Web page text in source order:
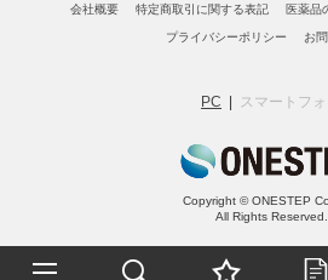
会社概要 特定商取引に関する表記 医薬品
プライバシーポリシー お
PC スマートフ
Copyright © ONESTEP
All Rights Reserved.